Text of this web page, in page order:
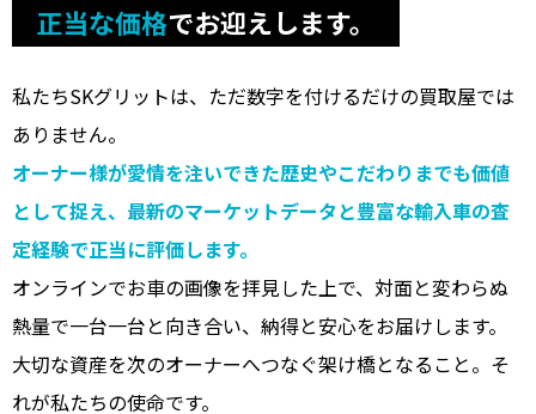
正当な価格でお迎えします。
私たちSKグリットは、ただ数字を付けるだけの買取屋では
ありません。
オーナー様が愛情を注いできた歴史やこだわりまでも価値
として捉え、最新のマーケットデータと豊富な輸入車の査
定経験で正当に評価します。
オンラインでお車の画像を拝見した上で、対面と変わらぬ
熱量で一台一台と向き合い、納得と安心をお届けします。
大切な資産を次のオーナーへつなぐ架け橋となること。そ
れが私たちの使命です。